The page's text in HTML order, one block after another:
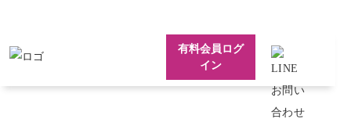
有料会員ログ
イン